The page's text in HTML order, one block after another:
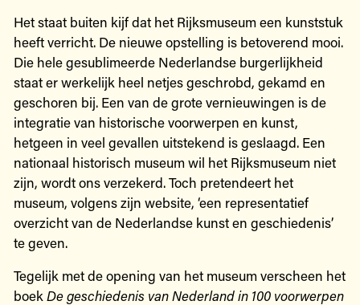
Het staat buiten kijf dat het Rijksmuseum een kunststuk
heeft verricht. De nieuwe opstelling is betoverend mooi.
Die hele gesublimeerde Nederlandse burgerlijkheid
staat er werkelijk heel netjes geschrobd, gekamd en
geschoren bij. Een van de grote vernieuwingen is de
integratie van historische voorwerpen en kunst,
hetgeen in veel gevallen uitstekend is geslaagd. Een
nationaal historisch museum wil het Rijksmuseum niet
zijn, wordt ons verzekerd. Toch pretendeert het
museum, volgens zijn website, ‘een representatief
overzicht van de Nederlandse kunst en geschiedenis’
te geven.
Tegelijk met de opening van het museum verscheen het
boek De geschiedenis van Nederland in 100 voorwerpen